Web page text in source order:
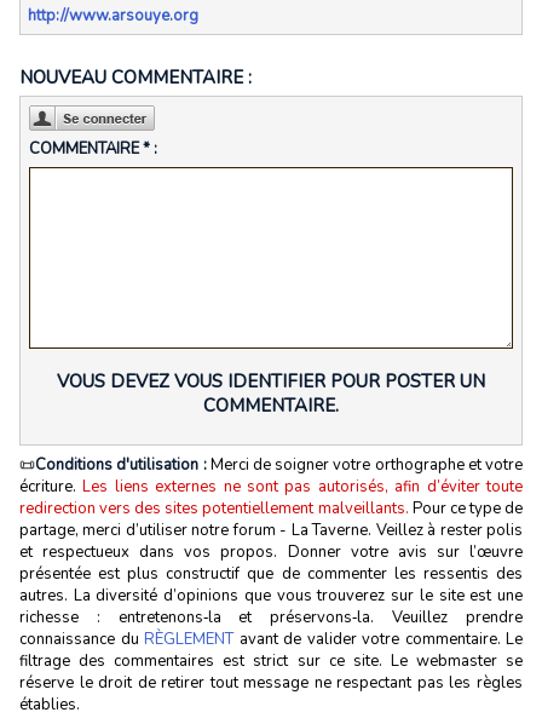
http://www.arsouye.org
NOUVEAU COMMENTAIRE :
COMMENTAIRE * :
VOUS DEVEZ VOUS IDENTIFIER POUR POSTER UN
COMMENTAIRE.
📜Conditions d'utilisation :Merci de soigner votre orthographe et votre
écriture.Les liens externes ne sont pas autorisés, afin d’éviter toute
redirection vers des sites potentiellement malveillants. Pour ce type de
partage, merci d’utiliser notre forum - La Taverne. Veillez à rester polis
et respectueux dans vos propos. Donner votre avis sur l’œuvre
présentée est plus constructif que de commenter les ressentis des
autres. La diversité d’opinions que vous trouverez sur le site est une
richesse : entretenons‑la et préservons‑la. Veuillez prendre
connaissance du RÈGLEMENTavant de valider votre commentaire. Le
filtrage des commentaires est strict sur ce site. Le webmaster se
réserve le droit de retirer tout message ne respectant pas les règles
établies.